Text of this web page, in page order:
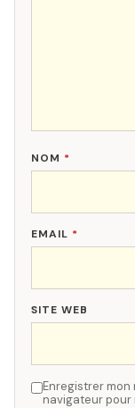
NOM *
EMAIL *
SITE WEB
Enregistrer mon
navigateur pour